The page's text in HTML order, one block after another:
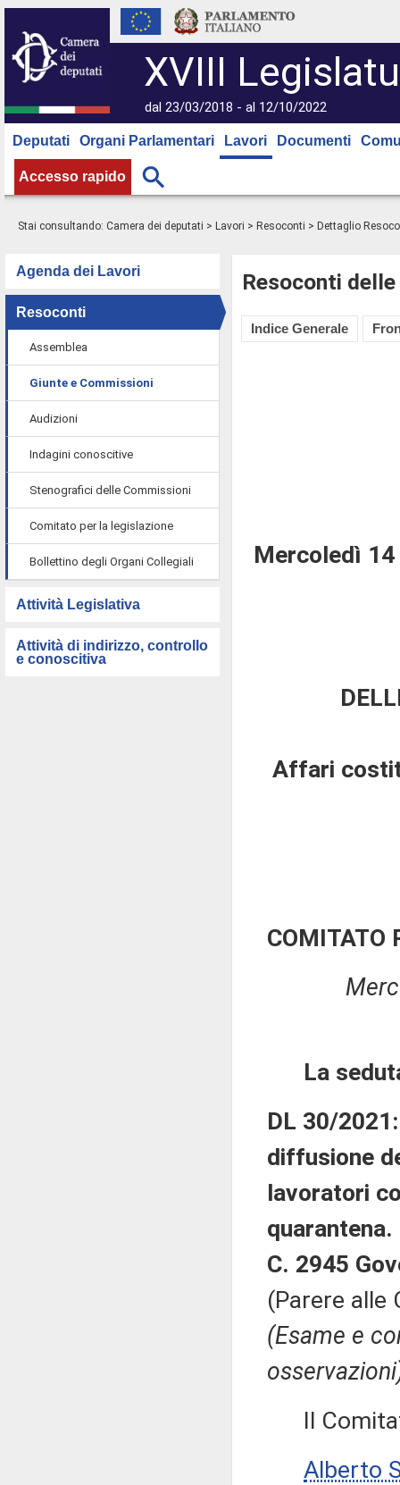
XVIII
dal 23/03/2018 - al 12/10/2022
Deputati Organi Parlamentari Lavori Documenti
Accesso rapido
Stai consultando: Camera dei deputati > Lavori > Resoconti > Dettaglio
Agenda dei Lavori
Resoconti
Assemblea
Giunte e Commissioni
Audizioni
Indagini conoscitive
Stenografici delle Commissioni
Comitato per la legislazione
Bollettino degli Organi Collegiali
Attività Legislativa
Attività di indirizzo, controllo
e conoscitiva
Resoconti
Indice Generale
Mercoledì
Affari
COMITATO
La
DL 30/
diffusione
lavoratori
quarantena.
C. 2945
(Parere alle
(Esame e
Il
Alberto